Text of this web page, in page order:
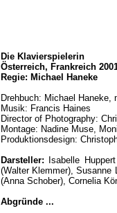
Die Klavierspielerin
Österreich, Frankreich
Regie: Michael Haneke
Drehbuch: Michael Haneke,
Musik: Francis Haines
Director of Photography:
Montage: Nadine Muse,
Produktionsdesign:
Darsteller: Isabelle
(Walter Klemmer), Susanne
(Anna Schober), Cornelia
Abgründe ...